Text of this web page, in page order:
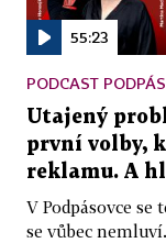
55:23
PODCAST
Utajený
první volby,
reklamu. A
V Podpásovce
se vůbec